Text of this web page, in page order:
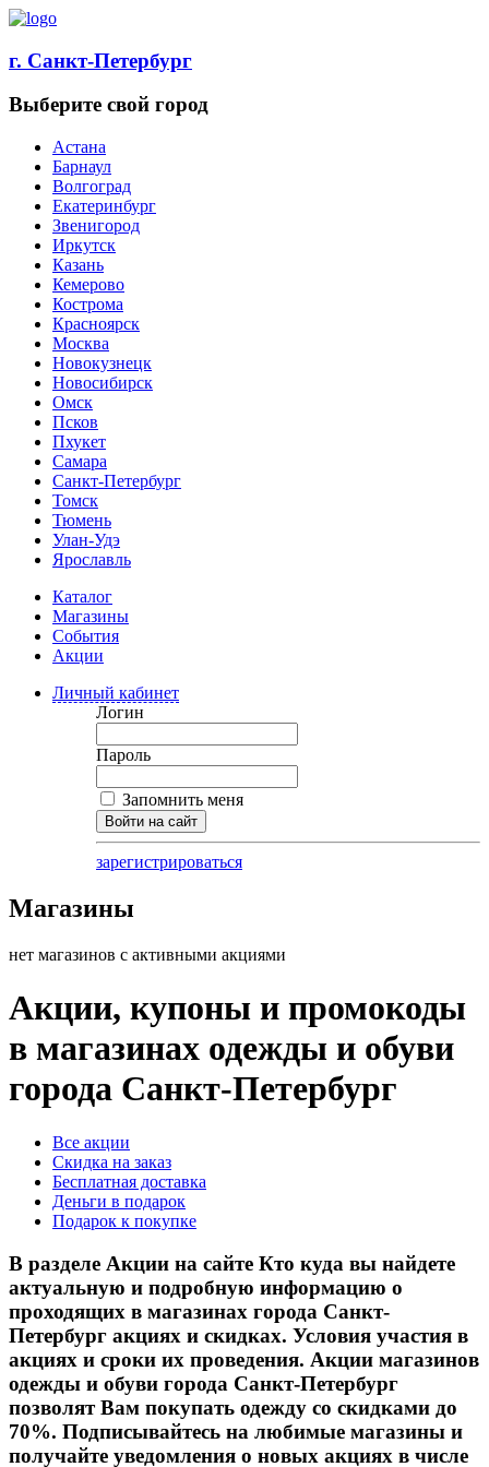
г. Санкт-Петербург
Выберите свой город
Астана
Барнаул
Волгоград
Екатеринбург
Звенигород
Иркутск
Казань
Кемерово
Кострома
Красноярск
Москва
Новокузнецк
Новосибирск
Омск
Псков
Пхукет
Самара
Санкт-Петербург
Томск
Тюмень
Улан-Удэ
Ярославль
Каталог
Магазины
События
Акции
Личный кабинет
Логин
Пароль
Запомнить меня
Войти на сайт
зарегистрироваться
Магазины
нет магазинов с активными акциями
Акции, купоны и промокоды
в магазинах одежды и обуви
города Санкт-Петербург
Все акции
Скидка на заказ
Бесплатная доставка
Деньги в подарок
Подарок к покупке
В разделе Акции на сайте Кто куда вы найдете
актуальную и подробную информацию о
проходящих в магазинах города Санкт-
Петербург акциях и скидках. Условия участия в
акциях и сроки их проведения. Акции магазинов
одежды и обуви города Санкт-Петербург
позволят Вам покупать одежду со скидками до
70%. Подписывайтесь на любимые магазины и
получайте уведомления о новых акциях в числе